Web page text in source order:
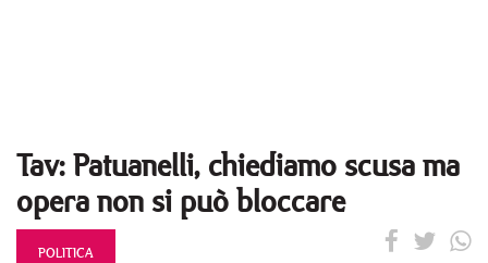
Tav: Patuanelli, chiediamo scusa ma
opera non si può bloccare
POLITICA